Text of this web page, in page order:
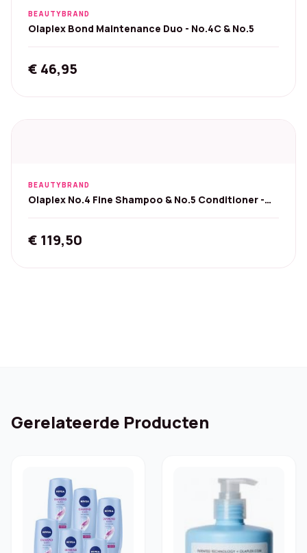
BEAUTYBRAND
Olaplex Bond Maintenance Duo - No.4C & No.5
€ 46,95
BEAUTYBRAND
Olaplex No.4 Fine Shampoo & No.5 Conditioner -
€ 119,50
Gerelateerde Producten